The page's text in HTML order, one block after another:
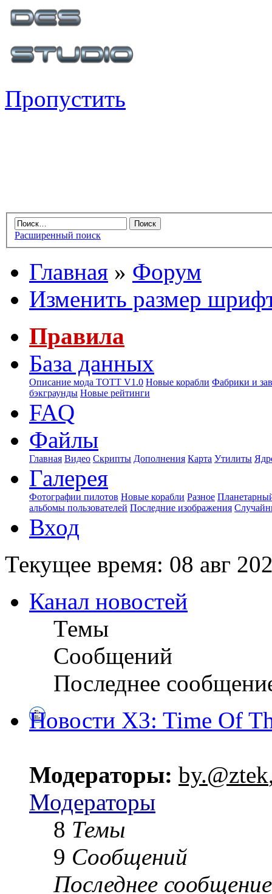
Пропустить
Расширенный поиск
Главная » Форум
Изменить размер
Правила
База данных
Описание мода ТОТТ V1.0 Новые корабли Фабрики и
бэкграунды Новые рейтинги
FAQ
Файлы
Главная Видео Скрипты Дополнения Карта Утилиты
Галерея
Фотографии пилотов Новые корабли Разное
альбомы пользователей Последние изображения
Вход
Текущее время: 08 авг
Канал новостей
Темы
Сообщений
Последнее
Новости X3: Time Of
Модераторы: by.@ztek
Модераторы
8 Темы
9 Сообщений
Последнее сообщение